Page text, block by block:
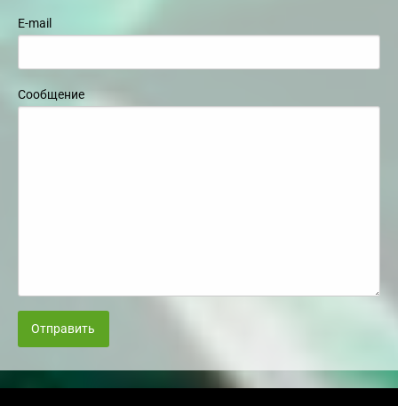
E-mail
Сообщение
Отправить